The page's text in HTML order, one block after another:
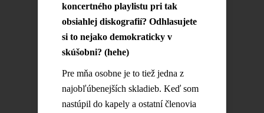
koncertného playlistu pri tak
obsiahlej diskografií? Odhlasujete
si to nejako demokraticky v
skúšobni? (hehe)
Pre mňa osobne je to tiež jedna z
najobľúbenejších skladieb. Keď som
nastúpil do kapely a ostatní členovia